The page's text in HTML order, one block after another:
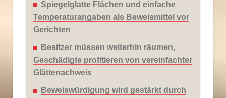
Spiegelglatte Flächen und einfache
Temperaturangaben als Beweismittel vor
Gerichten
Besitzer müssen weiterhin räumen,
Geschädigte profitieren von vereinfachter
Glättenachweis
Beweiswürdigung wird gestärkt durch